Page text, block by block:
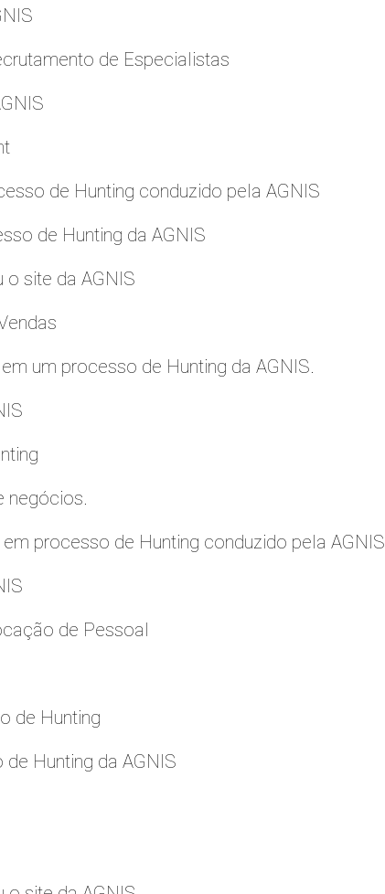
de Especialistas
de Hunting conduzido pela AGNIS
de Hunting da AGNIS
o site da AGNIS
um processo de Hunting da AGNIS.
negócios.
processo de Hunting conduzido pela AGNIS
de Pessoal
de Hunting
Hunting da AGNIS